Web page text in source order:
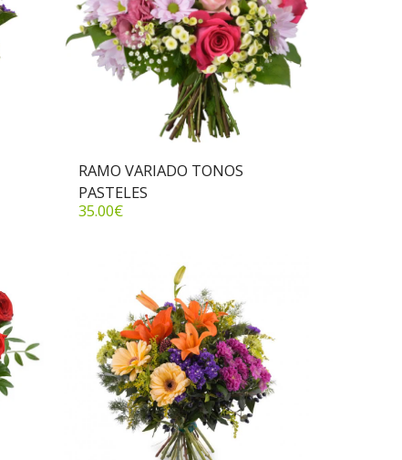
RAMO VARIADO TONOS
PASTELES
35.00€